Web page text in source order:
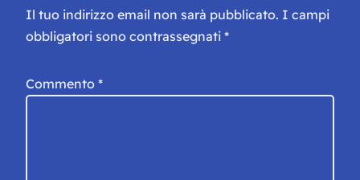
Il tuo indirizzo email non sarà pubblicato. I campi
obbligatori sono contrassegnati *
Commento *